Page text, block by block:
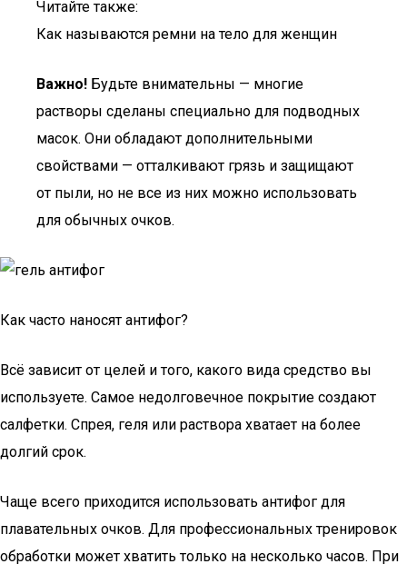
Читайте также:
Как называются ремни на тело для женщин
Важно! Будьте внимательны — многие
растворы сделаны специально для подводных
масок. Они обладают дополнительными
свойствами — отталкивают грязь и защищают
от пыли, но не все из них можно использовать
для обычных очков.
Как часто наносят антифог?
Всё зависит от целей и того, какого вида средство вы
используете. Самое недолговечное покрытие создают
салфетки. Спрея, геля или раствора хватает на более
долгий срок.
Чаще всего приходится использовать антифог для
плавательных очков. Для профессиональных тренировок
обработки может хватить только на несколько часов. При